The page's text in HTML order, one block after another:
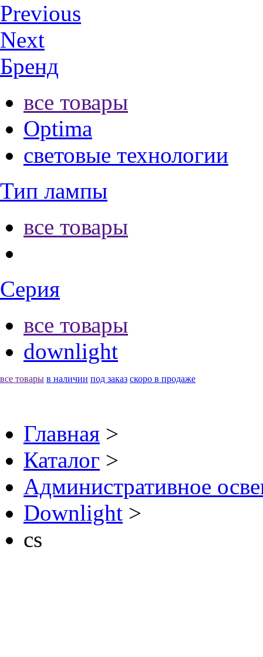
Previous
Next
Бренд
все товары
Optima
световые технологии
Тип лампы
все товары
Серия
все товары
downlight
все товары в наличии под заказ скоро в продаже
Главная >
Каталог >
Административное
Downlight >
cs